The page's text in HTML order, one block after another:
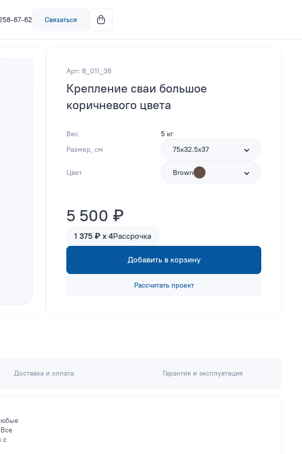
67-62 Связаться
Арт: 8_011_36
Крепление сваи большое
коричневого цвета
Вес
5 кг
Размер, см
75х32.5х37
Цвет Brown
5 500 ₽
1 375 ₽ x 4Рассрочка
Добавить в корзину
Рассчитать проект
Доставка и оплата Гарантия и эксплуатация
с